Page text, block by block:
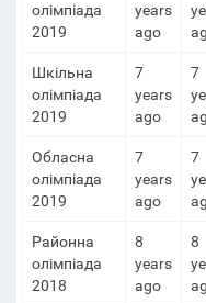
олімпіада
2019
years
ago
Шкільна
олімпіада
2019
7
years
ago
7
Обласна
олімпіада
2019
7
years
ago
7
Районна
олімпіада
2018
8
years
ago
8